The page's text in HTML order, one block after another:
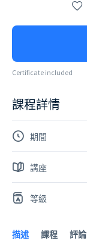
描述 課程 評論
Certificate included
課程詳情
期間
講座
等級